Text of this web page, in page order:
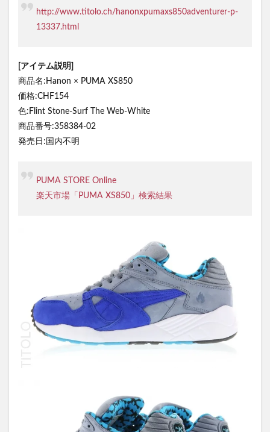
http://www.titolo.ch/hanonxpumaxs850adventurer-p-
13337.html
[アイテム説明]
商品名:Hanon × PUMA XS850
価格:CHF154
色:Flint Stone-Surf The Web-White
商品番号:358384-02
発売日:国内不明
PUMA STORE Online
楽天市場「PUMA XS850」検索結果